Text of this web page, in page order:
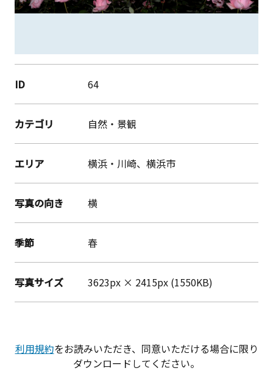
ID 64
カテゴリ 自然・景観
エリア 横浜・川崎、横浜市
写真の向き 横
季節 春
写真サイズ 3623px × 2415px (1550KB)
利用規約をお読みいただき、同意いただける場合に限り
ダウンロードしてください。